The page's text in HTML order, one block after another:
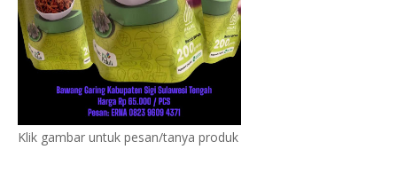
Klik gambar untuk pesan/tanya produk